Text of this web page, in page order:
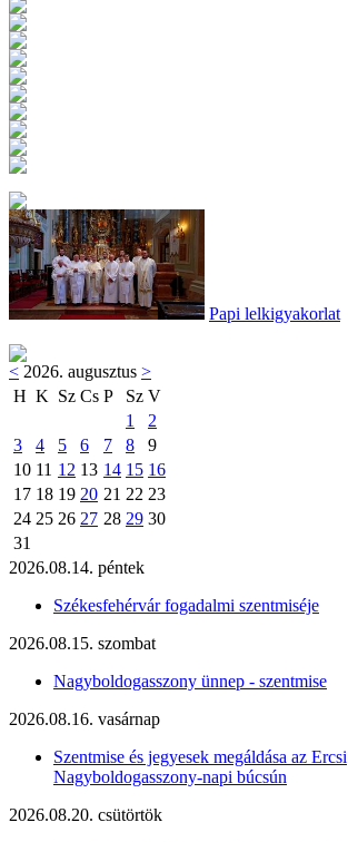
Papi lelkigyakorlat
< 2026. augusztus >
H K Sz Cs P Sz V
1
2
3
4 5 6 7 8
9
10 11 12 13 14 15 16
17 18 19 20 21 22 23
24 25 26 27 28 29 30
31
2026.08.14. péntek
Székesfehérvár fogadalmi szentmiséje
2026.08.15. szombat
Nagyboldogasszony ünnep - szentmise
2026.08.16. vasárnap
Szentmise és jegyesek megáldása az Ercsi
Nagyboldogasszony-napi búcsún
2026.08.20. csütörtök